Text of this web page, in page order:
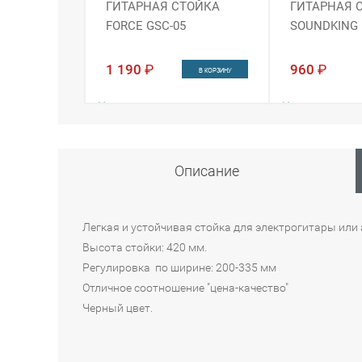
ГИТАРНАЯ СТОЙКА
FORCE GSC-05
1 190 ₽ В КОРЗИНУ
Наличие:
в 2 из 4
ГИТАРНАЯ
SOUNDKING
960 ₽
Наличие:
Описание
Легкая и устойчивая стойка для электрогитары
Высота стойки: 420 мм.
Регулировка по ширине: 200-335 мм
Отличное соотношение "цена-качество"
Черный цвет.